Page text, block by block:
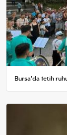
Bursa'da fetih